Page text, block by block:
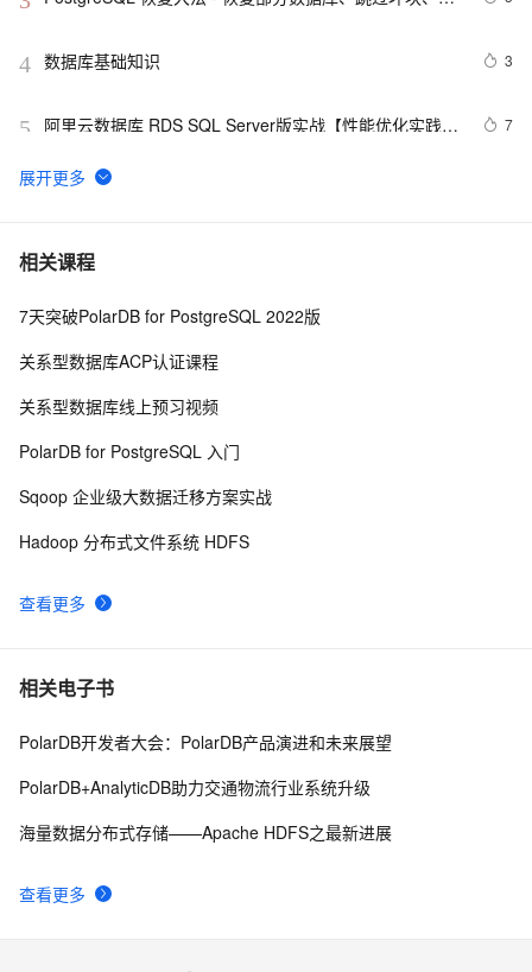
4 数据库基础知识 3
5
阿里云数据库 RDS SQL Server版实战【性能优化实践、
7
6 征文分享｜OceanBase 3.1.2 数据库性能测试探索
7 Oracle数据库的非归档模式迁移到归档模式
8 「时序数据库」时间序列数据与MongoDB：第一部分-简
10创建sqlserver数据库脚本 范例
相关课程
查看更多
7天突破PolarDB for PostgreSQL 2022版
关系型数据库ACP认证课程
关系型数据库线上预习视频
PolarDB for PostgreSQL 入门
Sqoop 企业级大数据迁移方案实战
Hadoop 分布式文件系统 HDFS
相关电子书
查看更多
PolarDB开发者大会：PolarDB产品演进和未来展望
PolarDB+AnalyticDB助力交通物流行业系统升级
海量数据分布式存储——Apache HDFS之最新进展